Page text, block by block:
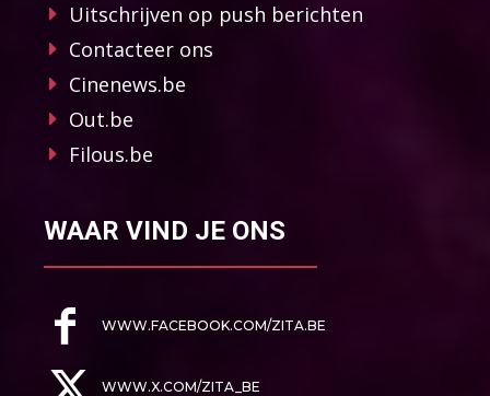
Uitschrijven op push berichten
Contacteer ons
Cinenews.be
Out.be
Filous.be
WAAR VIND JE ONS
WWW.FACEBOOK.COM/ZITA.BE
WWW.X.COM/ZITA_BE